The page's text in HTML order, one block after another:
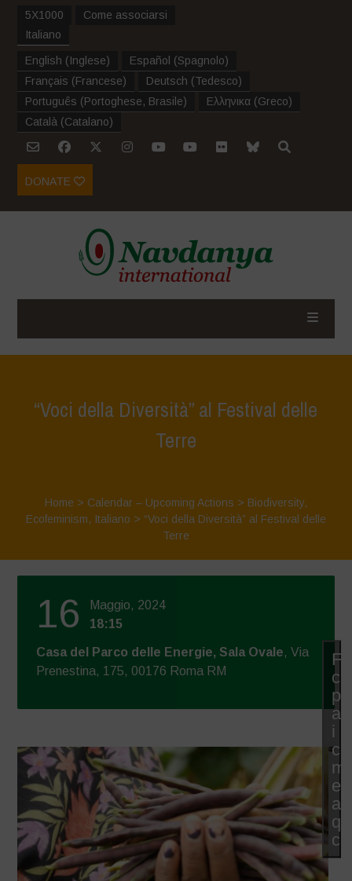
5X1000
Come associarsi
Italiano
English (Inglese) Español (Spagnolo)
Français (Francese) Deutsch (Tedesco)
Português (Portoghese, Brasile) Ελληνικα (Greco)
Català (Catalano)
DONATE
“Voci della Diversità” al Festival delle
Terre
Home > Calendar – Upcoming Actions > Biodiversity,
Ecofeminism, Italiano > “Voci della Diversità” al Festival delle
Terre
16
Maggio, 2024
18:15
Casa del Parco delle Energie, Sala Ovale, Via
Prenestina, 175, 00176 Roma RM
i
e